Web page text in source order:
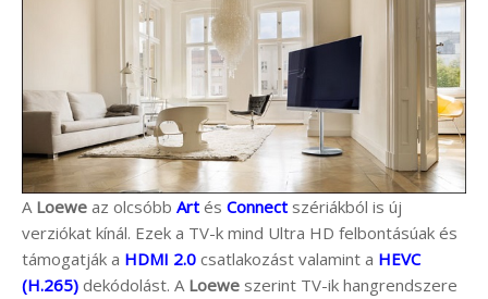
A Loewe az olcsóbb Art és Connect szériákból is új
verziókat kínál. Ezek a TV-k mind Ultra HD felbontásúak és
támogatják a HDMI 2.0 csatlakozást valamint a HEVC
(H.265) dekódolást. A Loewe szerint TV-ik hangrendszere